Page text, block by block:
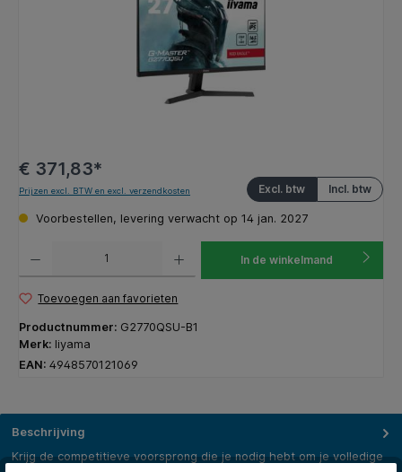
€ 371,83*
Incl. btw
Excl. btw
Prijzen excl. BTW en excl. verzendkosten
Voorbestellen, levering verwacht op 14 jan. 2027
In de winkelmand
Toevoegen aan favorieten
Productnummer: G2770QSU-B1
Merk: Iiyama
EAN: 4948570121069
Beschrijving
Krijg de competitieve voorsprong die je nodig hebt om je volledige